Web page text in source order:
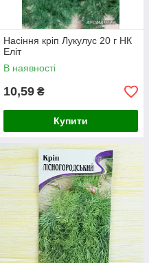
Насіння кріп Лукулус 20 г НК
Еліт
В наявності
10,59 ₴
Купити